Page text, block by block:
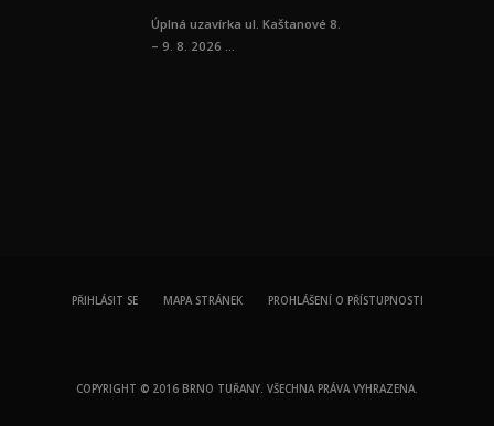
Úplná uzavírka ul. Kaštanové 8.
– 9. 8. 2026 ...
PŘIHLÁSIT SE MAPA STRÁNEK PROHLÁŠENÍ O PŘÍSTUPNOSTI
COPYRIGHT © 2016 BRNO TUŘANY. VŠECHNA PRÁVA VYHRAZENA.